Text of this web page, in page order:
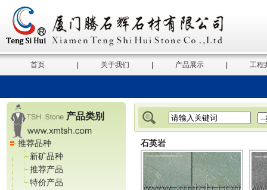
首页 关于我们 产品展示 工程
产品类别
推荐品种
新矿品种
推荐产品
特价产品
石英岩